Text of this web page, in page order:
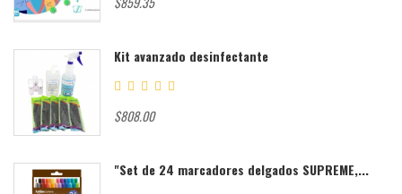
Kit avanzado desinfectante
$808.00
"Set de 24 marcadores delgados SUPREME,...